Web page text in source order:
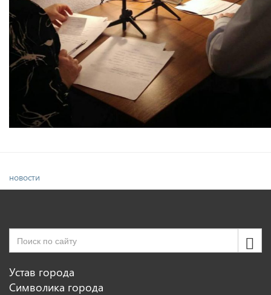
новости
Устав города
Символика города